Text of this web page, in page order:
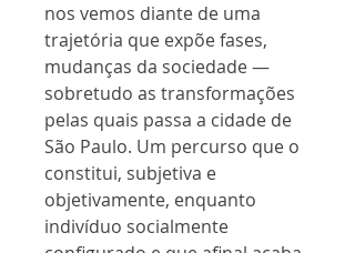
nos vemos diante de uma
trajetória que expõe fases,
mudanças da sociedade —
sobretudo as transformações
pelas quais passa a cidade de
São Paulo. Um percurso que o
constitui, subjetiva e
objetivamente, enquanto
indivíduo socialmente